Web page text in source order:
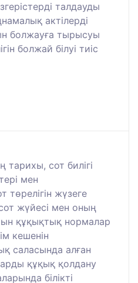
талдауды
актілерді
болжауға тырысуы
болжай білуі тиіс
тарихы, сот билігі
мен
жүзеге
жүйесі мен оның
құқықтық нормалар
кешенін
саласында алған
құқық қолдану
білікті